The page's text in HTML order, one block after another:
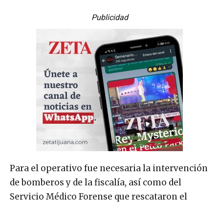
Publicidad
Para el operativo fue necesaria la intervención
de bomberos y de la fiscalía, así como del
Servicio Médico Forense que rescataron el